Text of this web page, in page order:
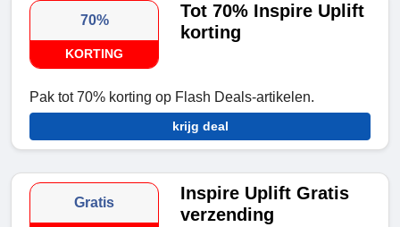
70%
KORTING
Tot 70% Inspire Uplift
korting
Pak tot 70% korting op Flash Deals-artikelen.
krijg deal
Gratis
Inspire Uplift Gratis
verzending